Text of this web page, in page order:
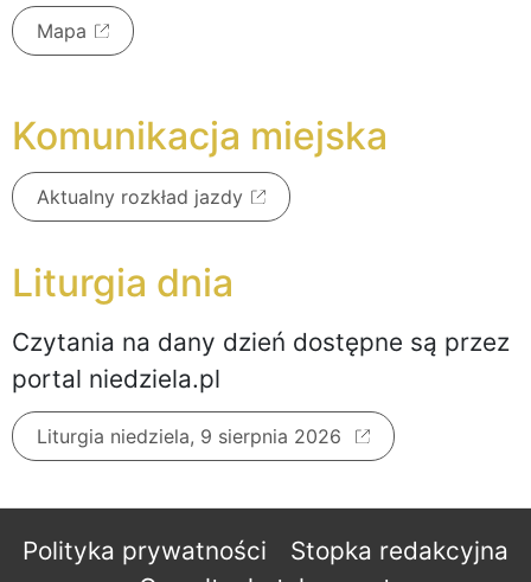
Mapa
Komunikacja miejska
Aktualny rozkład jazdy
Liturgia dnia
Czytania na dany dzień dostępne są przez
portal niedziela.pl
Liturgia niedziela, 9 sierpnia 2026
Polityka prywatności
Stopka redakcyjna